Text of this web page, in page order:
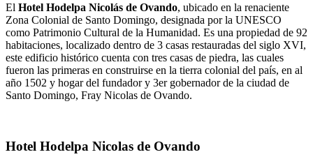
El Hotel Hodelpa Nicolás de Ovando, ubicado en la renaciente
Zona Colonial de Santo Domingo, designada por la UNESCO
como Patrimonio Cultural de la Humanidad. Es una propiedad de 92
habitaciones, localizado dentro de 3 casas restauradas del siglo XVI,
este edificio histórico cuenta con tres casas de piedra, las cuales
fueron las primeras en construirse en la tierra colonial del país, en al
año 1502 y hogar del fundador y 3er gobernador de la ciudad de
Santo Domingo, Fray Nicolas de Ovando.
Hotel Hodelpa Nicolas de Ovando